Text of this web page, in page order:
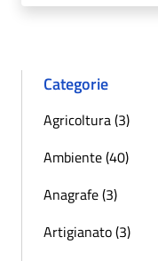
Categorie
Agricoltura (3)
Ambiente (40)
Anagrafe (3)
Artigianato (3)